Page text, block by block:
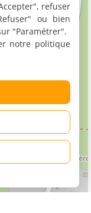
refuser
ou bien
"Paramétrer".
notre politique